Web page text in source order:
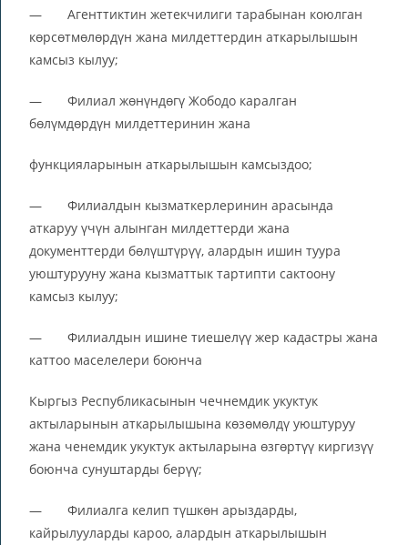
— Агенттиктин жетекчилиги тарабынан коюлган
көрсөтмөлөрдүн жана милдеттердин аткарылышын
камсыз кылуу;
— Филиал жөнүндөгү Жободо каралган
бөлүмдөрдүн милдеттеринин жана
функцияларынын аткарылышын камсыздоо;
— Филиалдын кызматкерлеринин арасында
аткаруу үчүн алынган милдеттерди жана
документтерди бөлүштүрүү, алардын ишин туура
уюштурууну жана кызматтык тартипти сактоону
камсыз кылуу;
— Филиалдын ишине тиешелүү жер кадастры жана
каттоо маселелери боюнча
Кыргыз Республикасынын чечнемдик укуктук
актыларынын аткарылышына көзөмөлдү уюштуруу
жана ченемдик укуктук актыларына өзгөртүү киргизүү
боюнча сунуштарды берүү;
— Филиалга келип түшкөн арыздарды,
кайрылууларды кароо, алардын аткарылышын